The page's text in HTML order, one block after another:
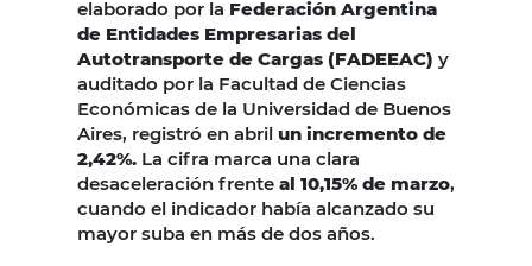
elaborado por la Federación Argentina
de Entidades Empresarias del
Autotransporte de Cargas (FADEEAC) y
auditado por la Facultad de Ciencias
Económicas de la Universidad de Buenos
Aires, registró en abril un incremento de
2,42%. La cifra marca una clara
desaceleración frente al 10,15% de marzo,
cuando el indicador había alcanzado su
mayor suba en más de dos años.